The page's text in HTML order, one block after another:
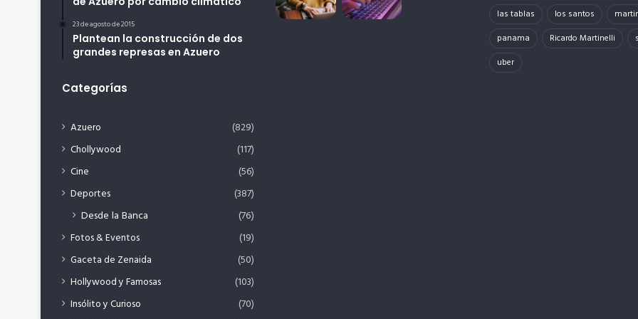
23 de agosto de 2015
Plantean la construcción de dos
grandes represas en Azuero
Categorías
Azuero
(829)
Chollywood
(117)
Cine
(56)
Deportes
(387)
Desde la Banca (76)
Fotos & Eventos
(19)
Gaceta de Zenaida
(50)
Hollywood y Famosas
(103)
Insólito y Curioso
(70)
las tablas
los santos
panama
Ricardo Martinelli
uber